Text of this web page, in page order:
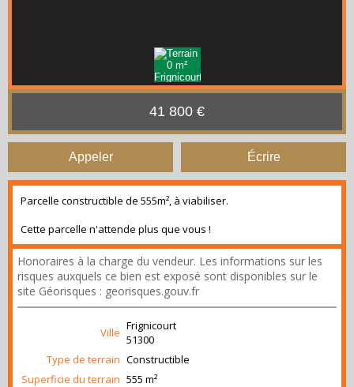
41 800 €
Appeler Écrire
Parcelle constructible de 555m², à viabiliser.
Cette parcelle n'attende plus que vous !
Honoraires à la charge du vendeur. Les informations sur les
risques auxquels ce bien est exposé sont disponibles sur le
site Géorisques : georisques.gouv.fr
Ville Frignicourt
51300
Type de terrain Constructible
Superficie du terrain 555 m²